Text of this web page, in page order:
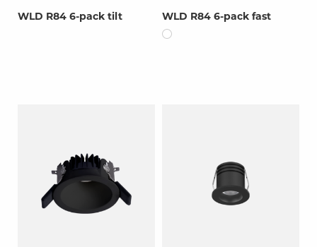
WLD R84 6-pack tilt WLD R84 6-pack fast